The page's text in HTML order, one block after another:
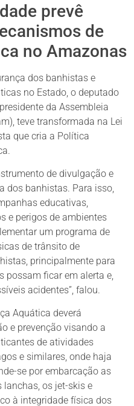
prevê
de
no Amazonas
dos banhistas e
no Estado, o deputado
da Assembleia
teve transformada na Lei
que cria a Política
de divulgação e
dos banhistas. Para isso,
educativas,
e perigos de ambientes
um programa de
de trânsito de
principalmente para
possam ficar em alerta e,
acidentes”, falou.
Aquática deverá
e prevenção visando a
de atividades
e similares, onde haja
se por embarcação as
lanchas, os jet-skis e
à integridade física dos